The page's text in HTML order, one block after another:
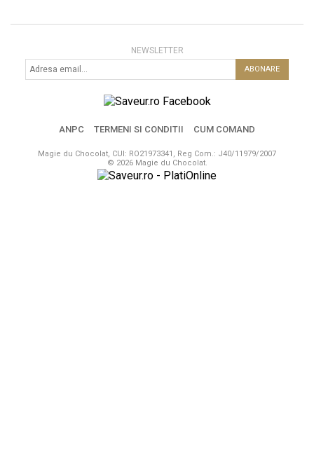
NEWSLETTER
ABONARE
ANPC TERMENI SI CONDITII CUM COMAND
Magie du Chocolat, CUI: RO21973341, Reg Com.: J40/11979/2007
© 2026 Magie du Chocolat.